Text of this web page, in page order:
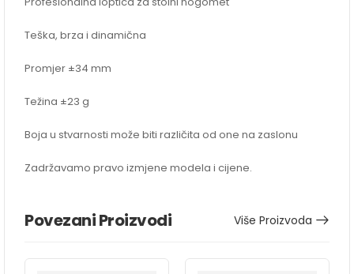
Teška, brza i dinamična
Promjer ±34 mm
Težina ±23 g
Boja u stvarnosti može biti različita od one na zaslonu
Zadržavamo pravo izmjene modela i cijene.
Povezani Proizvodi Više Proizvoda